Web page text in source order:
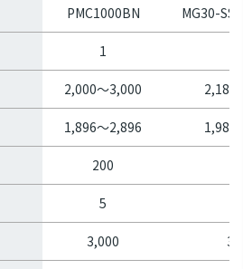
PMC1000BN MG30-
1
2,000～3,000 2,186
1,896～2,896 1,989
200
5
3,000